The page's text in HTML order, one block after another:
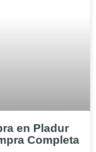
en Pladur
Completa